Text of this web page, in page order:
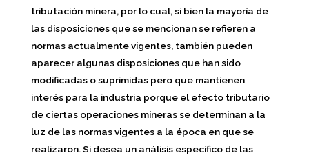
tributación minera, por lo cual, si bien la mayoría de
las disposiciones que se mencionan se refieren a
normas actualmente vigentes, también pueden
aparecer algunas disposiciones que han sido
modificadas o suprimidas pero que mantienen
interés para la industria porque el efecto tributario
de ciertas operaciones mineras se determinan a la
luz de las normas vigentes a la época en que se
realizaron. Si desea un análisis específico de las